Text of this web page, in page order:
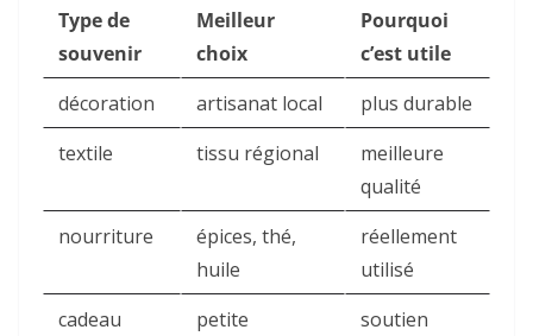
Type de
souvenir
Meilleur
choix
Pourquoi
c’est utile
décoration
artisanat local
plus durable
textile
tissu régional
meilleure
qualité
nourriture
épices, thé,
huile
réellement
utilisé
cadeau
petite
soutien